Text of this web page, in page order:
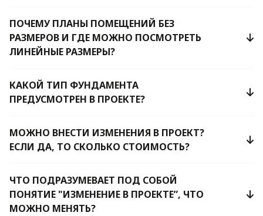
ПОЧЕМУ ПЛАНЫ ПОМЕЩЕНИЙ БЕЗ
РАЗМЕРОВ И ГДЕ МОЖНО ПОСМОТРЕТЬ
ЛИНЕЙНЫЕ РАЗМЕРЫ?
КАКОЙ ТИП ФУНДАМЕНТА
ПРЕДУСМОТРЕН В ПРОЕКТЕ?
МОЖНО ВНЕСТИ ИЗМЕНЕНИЯ В ПРОЕКТ?
ЕСЛИ ДА, ТО СКОЛЬКО СТОИМОСТЬ?
ЧТО ПОДРАЗУМЕВАЕТ ПОД СОБОЙ
ПОНЯТИЕ "ИЗМЕНЕНИЕ В ПРОЕКТЕ”, ЧТО
МОЖНО МЕНЯТЬ?